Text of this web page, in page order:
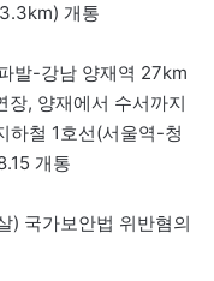
개통
발-강남 양재역 27km
장, 양재에서 수서까지
하철 1호선(서울역-청
개통
) 국가보안법 위반혐의